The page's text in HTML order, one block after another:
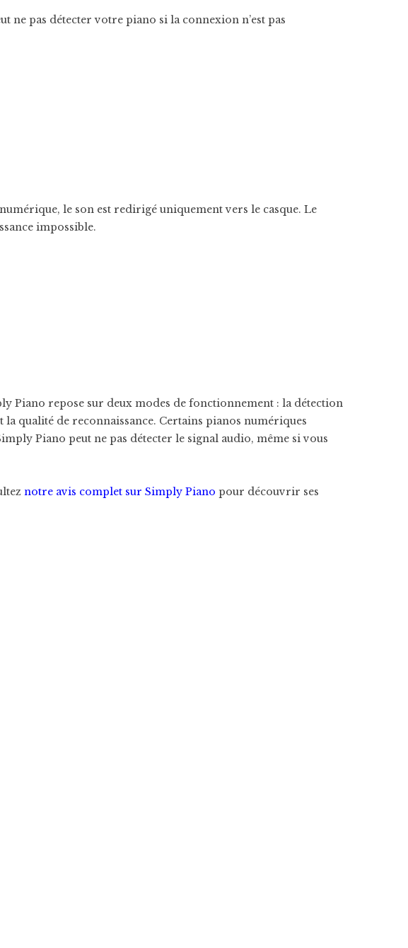
ne pas détecter votre piano si la connexion n’est pas
le son est redirigé uniquement vers le casque. Le
impossible.
Piano repose sur deux modes de fonctionnement : la détection
qualité de reconnaissance. Certains pianos numériques
Piano peut ne pas détecter le signal audio, même si vous
notre avis complet sur Simply Piano pour découvrir ses